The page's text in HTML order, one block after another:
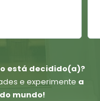
está decidido(a)?
e experimente a
mundo!